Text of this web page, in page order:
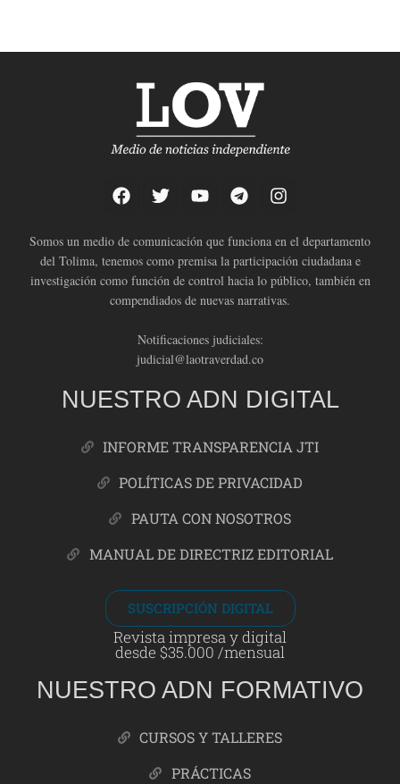
Somos un medio de comunicación que funciona en el departamento
del Tolima, tenemos como premisa la participación ciudadana e
investigación como función de control hacia lo público, también en
compendiados de nuevas narrativas.
Notificaciones judiciales:
judicial@laotraverdad.co
NUESTRO ADN DIGITAL
INFORME TRANSPARENCIA JTI
POLÍTICAS DE PRIVACIDAD
PAUTA CON NOSOTROS
MANUAL DE DIRECTRIZ EDITORIAL
SUSCRIPCIÓN DIGITAL
Revista impresa y digital
desde $35.000 /mensual
NUESTRO ADN FORMATIVO
CURSOS Y TALLERES
PRÁCTICAS